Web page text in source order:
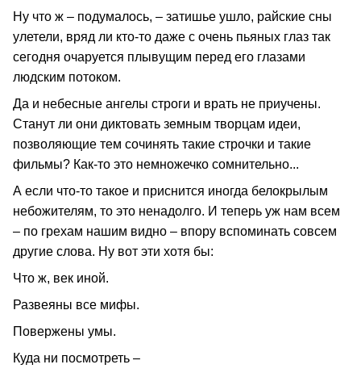
Ну что ж – подумалось, – затишье ушло, райские сны
улетели, вряд ли кто-то даже с очень пьяных глаз так
сегодня очаруется плывущим перед его глазами
людским потоком.
Да и небесные ангелы строги и врать не приучены.
Станут ли они диктовать земным творцам идеи,
позволяющие тем сочинять такие строчки и такие
фильмы? Как-то это немножечко сомнительно...
А если что-то такое и приснится иногда белокрылым
небожителям, то это ненадолго. И теперь уж нам всем
– по грехам нашим видно – впору вспоминать совсем
другие слова. Ну вот эти хотя бы:
Что ж, век иной.
Развеяны все мифы.
Повержены умы.
Куда ни посмотреть –